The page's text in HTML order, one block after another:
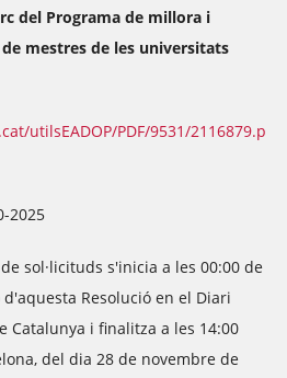
del Programa de millora i
mestres de les universitats
utilsEADOP/PDF/9531/2116879.p
2025
sol·licituds s'inicia a les 00:00 de
Resolució en el Diari
Catalunya i finalitza a les 14:00
del dia 28 de novembre de